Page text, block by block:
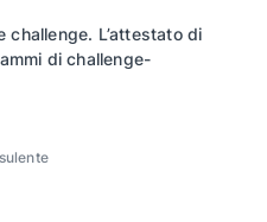
L’attestato di
di challenge-